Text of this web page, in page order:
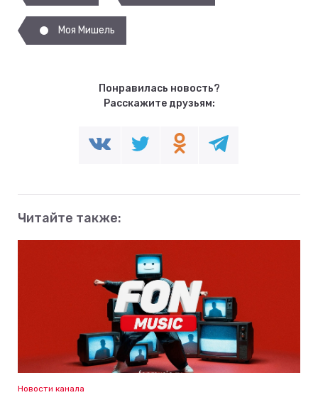
Моя Мишель
Понравилась новость?
Расскажите друзьям:
Читайте также:
Новости канала